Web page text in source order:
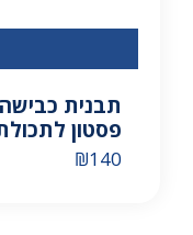
תבנית
פסטון לתכולת 1.2 ליטר
₪140